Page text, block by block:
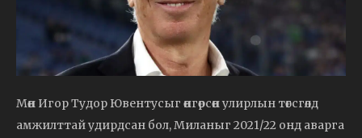
Мөн Игор Тудор Ювентусыг өнгөрсөн улирлын төгсгөлд
амжилттай удирдсан бол, Миланыг 2021/22 онд аварга